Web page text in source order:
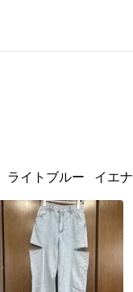
ライトブルー イエナ